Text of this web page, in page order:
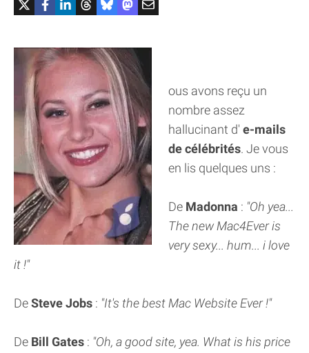
ous avons reçu un
nombre assez
hallucinant d' e-mails
de célébrités. Je vous
en lis quelques uns :
De Madonna : "Oh yea...
The new Mac4Ever is
very sexy... hum... i love
it !"
DeSteve Jobs : "It's the best Mac Website Ever !"
De Bill Gates : "Oh, a good site, yea. What is his price